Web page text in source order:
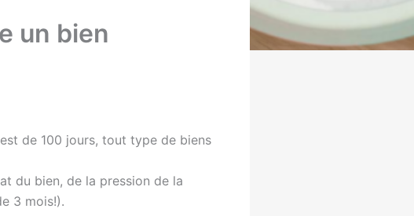
un bien
de 100 jours, tout type de biens
du bien, de la pression de la
3 mois!).